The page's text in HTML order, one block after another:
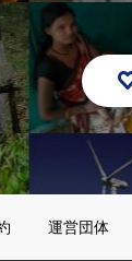
運営団体